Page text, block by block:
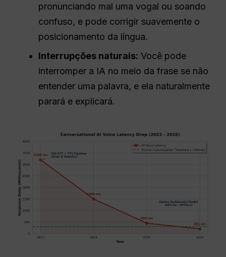
pronunciando mal uma vogal ou soando
confuso, e pode corrigir suavemente o
posicionamento da língua.
Interrupções naturais: Você pode
interromper a IA no meio da frase se não
entender uma palavra, e ela naturalmente
parará e explicará.